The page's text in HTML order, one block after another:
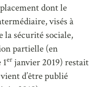
dont le
visés à
la sécurité sociale,
partielle (en
1er janvier 2019) restait
d’être publié